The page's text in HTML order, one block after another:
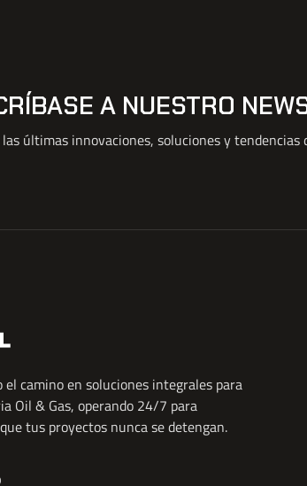
A NUESTRO
las últimas innovaciones, soluciones y tendencias
el camino en soluciones integrales para
Oil & Gas, operando 24/7 para
tus proyectos nunca se detengan.